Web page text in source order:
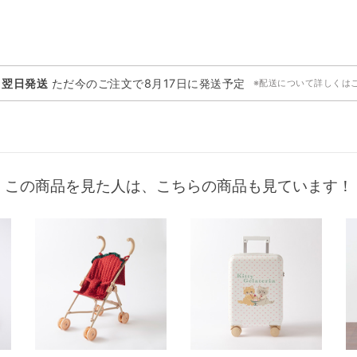
日発送 ただ今のご注文で8月17日に発送予定 ※配送について詳しくは
この商品を見た人は、こちらの商品も見ています！